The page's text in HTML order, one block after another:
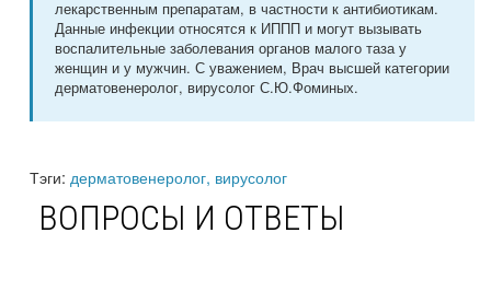
лекарственным препаратам, в частности к антибиотикам.
Данные инфекции относятся к ИППП и могут вызывать
воспалительные заболевания органов малого таза у
женщин и у мужчин. С уважением, Врач высшей категории
дерматовенеролог, вирусолог С.Ю.Фоминых.
Тэги: дерматовенеролог, вирусолог
ВОПРОСЫ И ОТВЕТЫ